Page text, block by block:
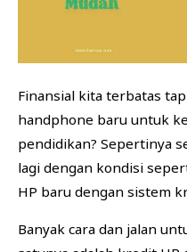
Finansial kita terbatas
handphone baru untuk
pendidikan? Sepertinya
lagi dengan kondisi
HP baru dengan sistem
Banyak cara dan jalan